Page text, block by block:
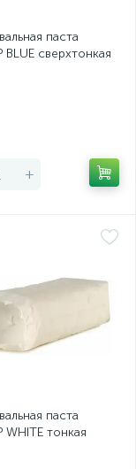
паста
BLUE сверхтонкая
+
паста
WHITE тонкая